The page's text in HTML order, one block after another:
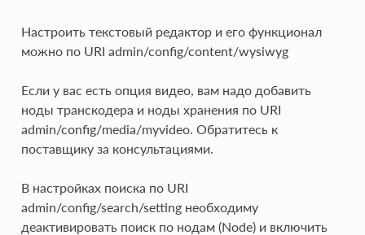
Настроить текстовый редактор и его функционал
можно по URI admin/config/content/wysiwyg
Если у вас есть опция видео, вам надо добавить
ноды транскодера и ноды хранения по URI
admin/config/media/myvideo. Обратитесь к
поставщику за консультациями.
В настройках поиска по URI
admin/config/search/setting необходиму
деактивировать поиск по нодам (Node) и включить